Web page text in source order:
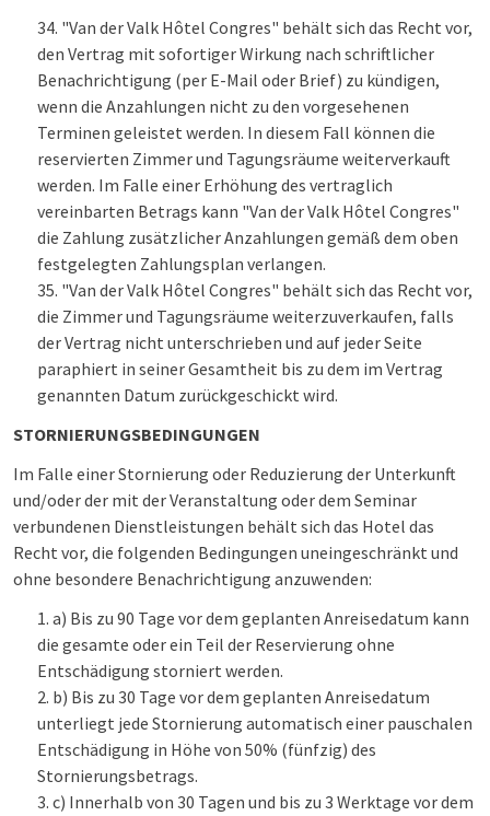
"Van der Valk Hôtel Congres" behält sich das Recht vor,
den Vertrag mit sofortiger Wirkung nach schriftlicher
Benachrichtigung (per E-Mail oder Brief) zu kündigen,
wenn die Anzahlungen nicht zu den vorgesehenen
Terminen geleistet werden. In diesem Fall können die
reservierten Zimmer und Tagungsräume weiterverkauft
werden. Im Falle einer Erhöhung des vertraglich
vereinbarten Betrags kann "Van der Valk Hôtel Congres"
die Zahlung zusätzlicher Anzahlungen gemäß dem oben
festgelegten Zahlungsplan verlangen.
"Van der Valk Hôtel Congres" behält sich das Recht vor,
die Zimmer und Tagungsräume weiterzuverkaufen, falls
der Vertrag nicht unterschrieben und auf jeder Seite
paraphiert in seiner Gesamtheit bis zu dem im Vertrag
genannten Datum zurückgeschickt wird.
STORNIERUNGSBEDINGUNGEN
Im Falle einer Stornierung oder Reduzierung der Unterkunft
und/oder der mit der Veranstaltung oder dem Seminar
verbundenen Dienstleistungen behält sich das Hotel das
Recht vor, die folgenden Bedingungen uneingeschränkt und
ohne besondere Benachrichtigung anzuwenden:
a) Bis zu 90 Tage vor dem geplanten Anreisedatum kann
die gesamte oder ein Teil der Reservierung ohne
Entschädigung storniert werden.
b) Bis zu 30 Tage vor dem geplanten Anreisedatum
unterliegt jede Stornierung automatisch einer pauschalen
Entschädigung in Höhe von 50% (fünfzig) des
Stornierungsbetrags.
c) Innerhalb von 30 Tagen und bis zu 3 Werktage vor dem